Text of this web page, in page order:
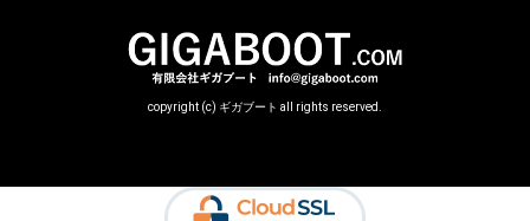
copyright (c) ギガブート all rights reserved.